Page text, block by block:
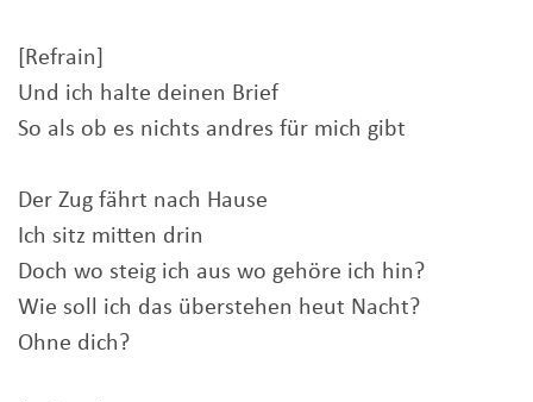
[Refrain]
Und ich halte deinen Brief
So als ob es nichts andres für mich gibt
Der Zug fährt nach Hause
Ich sitz mitten drin
Doch wo steig ich aus wo gehöre ich hin?
Wie soll ich das überstehen heut Nacht?
Ohne dich?